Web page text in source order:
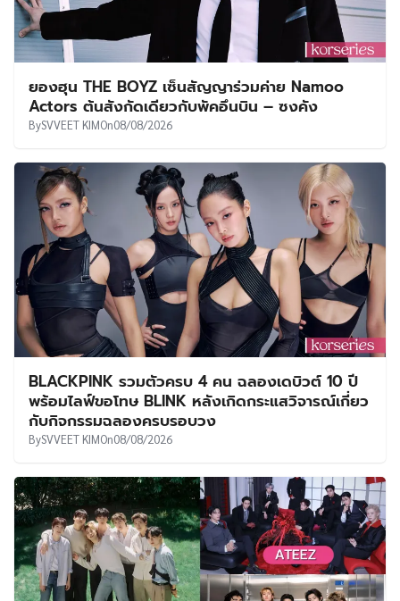
ยองฮุน THE BOYZ เซ็นสัญญาร่วมค่าย Namoo
Actors ต้นสังกัดเดียวกับพัคอึนบิน – ซงคัง
BySVVEET KIMOn08/08/2026
BLACKPINK รวมตัวครบ 4 คน ฉลองเดบิวต์ 10 ปี
พร้อมไลฟ์ขอโทษ BLINK หลังเกิดกระแสวิจารณ์เกี่ยว
กับกิจกรรมฉลองครบรอบวง
BySVVEET KIMOn08/08/2026